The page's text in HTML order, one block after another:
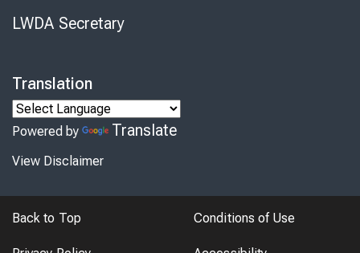
LWDA Secretary
Translation
Powered by Translate
View Disclaimer
Back to Top Conditions of Use